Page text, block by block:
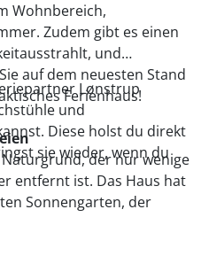
Wohnbereich,
Zudem gibt es einen
und
auf dem neuesten Stand
Ferienhaus!
der nur wenige
entfernt ist. Das Haus hat
Sonnengarten, der
Lønstrup
und
Diese holst du direkt
sie wieder, wenn du